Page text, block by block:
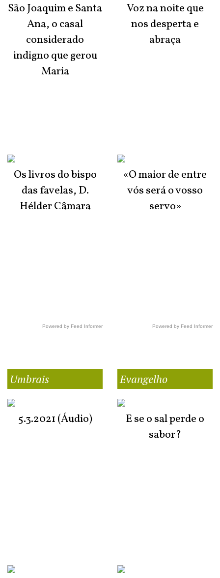
São Joaquim e Santa
Ana, o casal
considerado
indigno que gerou
Maria
Os livros do bispo
das favelas, D.
Hélder Câmara
Powered by Feed Informer
Voz na noite que
nos desperta e
abraça
«O maior de entre
vós será o vosso
servo»
Powered by Feed Informer
Umbrais
5.3.2021 (Áudio)
Evangelho
E se o sal perde o
sabor?